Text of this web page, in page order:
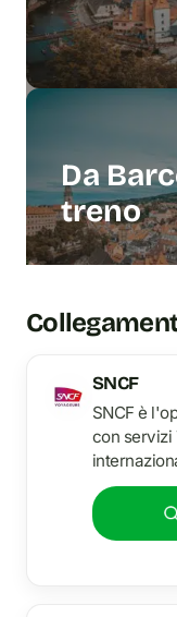
Da
treno
SNCF
SNCF è
con servizi